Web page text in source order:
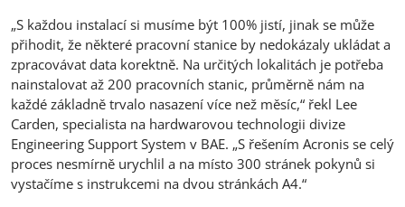
„S každou instalací si musíme být 100% jistí, jinak se může
přihodit, že některé pracovní stanice by nedokázaly ukládat a
zpracovávat data korektně. Na určitých lokalitách je potřeba
nainstalovat až 200 pracovních stanic, průměrně nám na
každé základně trvalo nasazení více než měsíc,“ řekl Lee
Carden, specialista na hardwarovou technologii divize
Engineering Support System v BAE. „S řešením Acronis se celý
proces nesmírně urychlil a na místo 300 stránek pokynů si
vystačíme s instrukcemi na dvou stránkách A4.“